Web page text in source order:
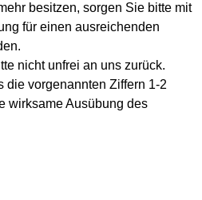
besitzen, sorgen Sie bitte mit
für einen ausreichenden
nicht unfrei an uns zurück.
die vorgenannten Ziffern 1-2
wirksame Ausübung des